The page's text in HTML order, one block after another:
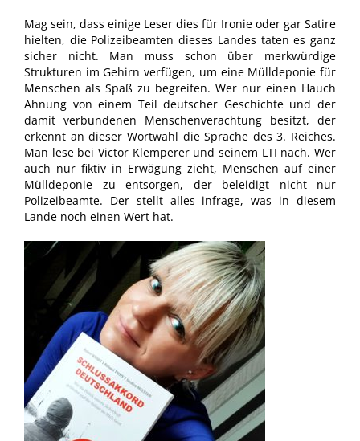
Mag sein, dass einige Leser dies für Ironie oder gar Satire
hielten, die Polizeibeamten dieses Landes taten es ganz
sicher nicht. Man muss schon über merkwürdige
Strukturen im Gehirn verfügen, um eine Mülldeponie für
Menschen als Spaß zu begreifen. Wer nur einen Hauch
Ahnung von einem Teil deutscher Geschichte und der
damit verbundenen Menschenverachtung besitzt, der
erkennt an dieser Wortwahl die Sprache des 3. Reiches.
Man lese bei Victor Klemperer und seinem LTI nach. Wer
auch nur fiktiv in Erwägung zieht, Menschen auf einer
Mülldeponie zu entsorgen, der beleidigt nicht nur
Polizeibeamte. Der stellt alles infrage, was in diesem
Lande noch einen Wert hat.